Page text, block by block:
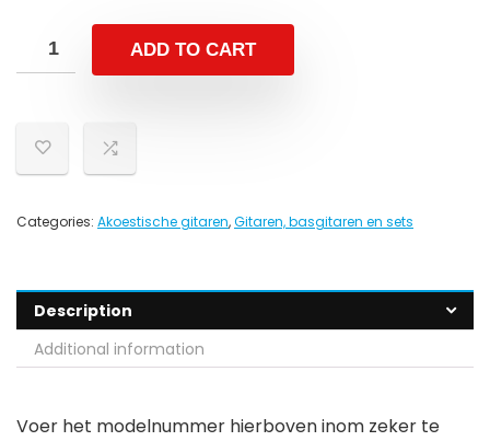
ADD TO CART
Categories: Akoestische gitaren,Gitaren, basgitaren en sets
Description
Additional information
Voer het modelnummer hierboven inom zeker te